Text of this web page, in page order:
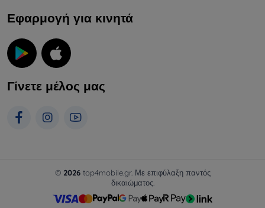
Εφαρμογή για κινητά
Γίνετε μέλος μας
© 2026top4mobile.gr. Με επιφύλαξη παντός
δικαιώματος.